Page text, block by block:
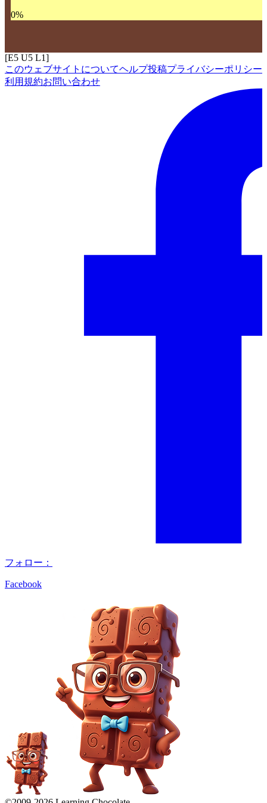
0%
[E5 U5 L1]
このウェブサイトについてヘルプ投稿プライバシーポリシー
利用規約お問い合わせ
フォロー：
Facebook